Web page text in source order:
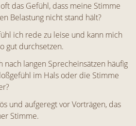
das Gefühl, dass meine Stimme
Belastung nicht stand hält?
ich rede zu leise und kann mich
gut durchsetzen.
nach langen Sprecheinsätzen häufig
im Hals oder die Stimme
und aufgeregt vor Vorträgen, das
Stimme.